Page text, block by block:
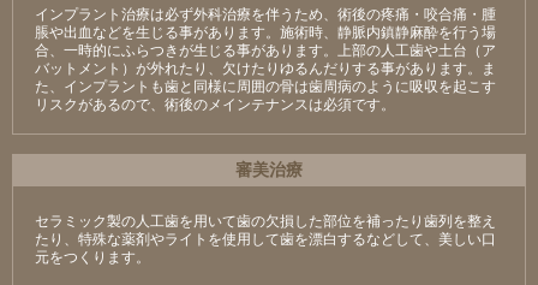
インプラント治療は必ず外科治療を伴うため、術後の疼痛・咬合痛・腫
脹や出血などを生じる事があります。施術時、静脈内鎮静麻酔を行う場
合、一時的にふらつきが生じる事があります。上部の人工歯や土台（ア
バットメント）が外れたり、欠けたりゆるんだりする事があります。ま
た、インプラントも歯と同様に周囲の骨は歯周病のように吸収を起こす
リスクがあるので、術後のメインテナンスは必須です。
審美治療
セラミック製の⼈⼯⻭を⽤いて⻭の⽋損した部位を補ったり⻭列を整え
たり、特殊な薬剤やライトを使⽤して⻭を漂⽩するなどして、美しい⼝
元をつくります。